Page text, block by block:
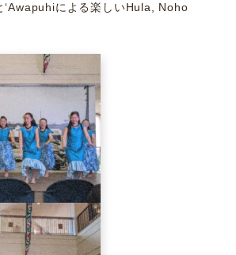
による楽しいHula, Noho